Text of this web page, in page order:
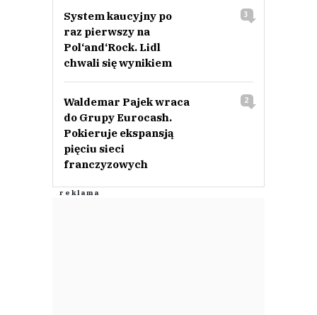
System kaucyjny po
raz pierwszy na
Pol‘and‘Rock. Lidl
chwali się wynikiem
3
Waldemar Pajek wraca
do Grupy Eurocash.
Pokieruje ekspansją
pięciu sieci
franczyzowych
2